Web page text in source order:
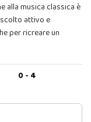
alla musica classica è
attivo e
per ricreare un
0 - 4